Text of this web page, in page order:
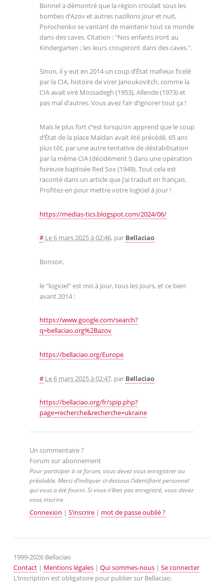
Bonnel a démontré que la région croulait sous les
bombes d’Azov et autres nazillons jour et nuit,
Porochenko se vantant de maintenir tout ce monde
dans des caves. Citation : "Nos enfants iront au
Kindergarten ; les leurs croupiront dans des caves.".
Sinon, il y eut en 2014 un coup d’État mafieux ficelé
par la CIA, histoire de virer Janoukovitch, comme la
CIA avait viré Mossadegh (1953), Allende (1973) et
pas mal d’autres. Vous avez l’air d’ignorer tout ça !
Mais le plus fort c’’est lorsqu’on apprend que le coup
d’État de la place Maïdan avait été précédé, 65 ans
plus tôt, par une autre tentative de déstabilisation
par la même CIA (décidément !) dans une opération
foireuse baptisée Red Sox (1949). Tout cela est
raconté dans un article que j’ai traduit en français.
Profitez-en pour mettre votre logiciel à jour !
https://medias-tics.blogspot.com/2024/06/
# Le 6 mars 2025 à 02:46, par Bellaciao
Bonsoir,
le "logiciel" est mis à jour, tous les jours, et ce bien
avant 2014 :
https://www.google.com/search?
q=bellaciao.org%2Bazov
https://bellaciao.org/Europe
# Le 6 mars 2025 à 02:47, par Bellaciao
https://bellaciao.org/fr/spip.php?
page=recherche&recherche=ukraine
Un commentaire ?
Forum sur abonnement
Pour participer à ce forum, vous devez vous enregistrer au
préalable. Merci d’indiquer ci-dessous l’identifiant personnel
qui vous a été fourni. Si vous n’êtes pas enregistré, vous devez
vous inscrire.
Connexion | S’inscrire| mot de passe oublié ?
1999-2026 Bellaciao
Contact| Mentions légales| Qui sommes-nous| Se connecter
L’inscription est obligatoire pour publier sur Bellaciao.